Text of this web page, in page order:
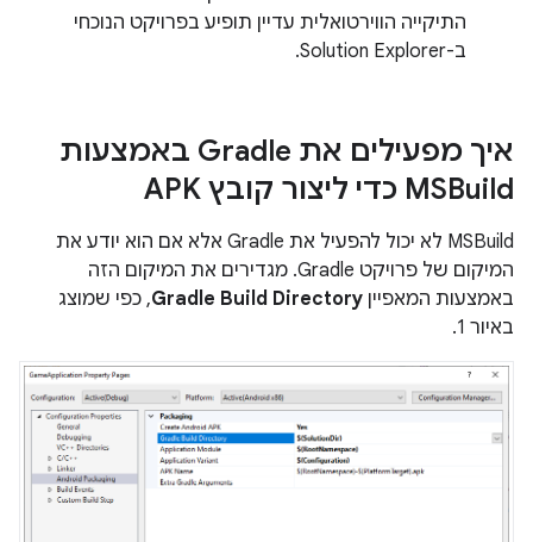
התיקייה הווירטואלית עדיין תופיע בפרויקט הנוכחי
ב-Solution Explorer.
איך מפעילים את Gradle באמצעות
MSBuild כדי ליצור קובץ APK
MSBuild לא יכול להפעיל את Gradle אלא אם הוא יודע את
המיקום של פרויקט Gradle. מגדירים את המיקום הזה
באמצעות המאפיין Gradle Build Directory, כפי שמוצג
באיור 1.